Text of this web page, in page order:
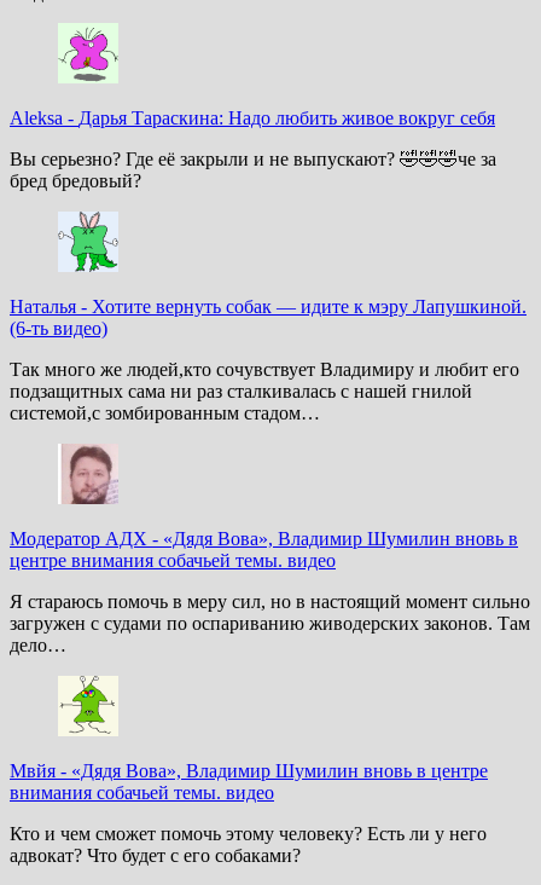
Aleksa - Дарья Тараскина: Надо любить живое вокруг себя
Вы серьезно? Где её закрыли и не выпускают? 🤣🤣🤣че за
бред бредовый?
Наталья - Хотите вернуть собак — идите к мэру Лапушкиной.
(6-ть видео)
Так много же людей,кто сочувствует Владимиру и любит его
подзащитных сама ни раз сталкивалась с нашей гнилой
системой,с зомбированным стадом…
Модератор АДХ - «Дядя Вова», Владимир Шумилин вновь в
центре внимания собачьей темы. видео
Я стараюсь помочь в меру сил, но в настоящий момент сильно
загружен с судами по оспариванию живодерских законов. Там
дело…
Мвйя - «Дядя Вова», Владимир Шумилин вновь в центре
внимания собачьей темы. видео
Кто и чем сможет помочь этому человеку? Есть ли у него
адвокат? Что будет с его собаками?